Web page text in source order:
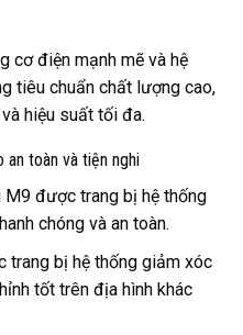
cơ điện mạnh mẽ và hệ
tiêu chuẩn chất lượng cao,
hiệu suất tối đa.
toàn và tiện nghi
M9 được trang bị hệ thống
chóng và an toàn.
trang bị hệ thống giảm xóc
tốt trên địa hình khác